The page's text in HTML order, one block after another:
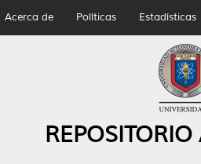
Acerca de Políticas Estadísticas